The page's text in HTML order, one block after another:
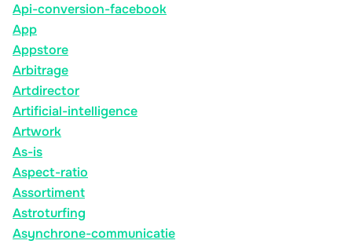
Api-conversion-facebook
App
Appstore
Arbitrage
Artdirector
Artificial-intelligence
Artwork
As-is
Aspect-ratio
Assortiment
Astroturfing
Asynchrone-communicatie